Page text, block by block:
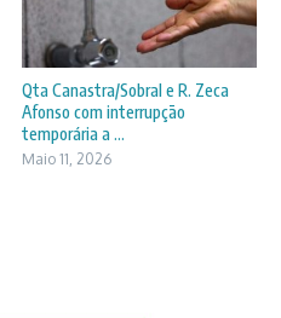
Qta Canastra/Sobral e R. Zeca
Afonso com interrupção
temporária a ...
Maio 11, 2026